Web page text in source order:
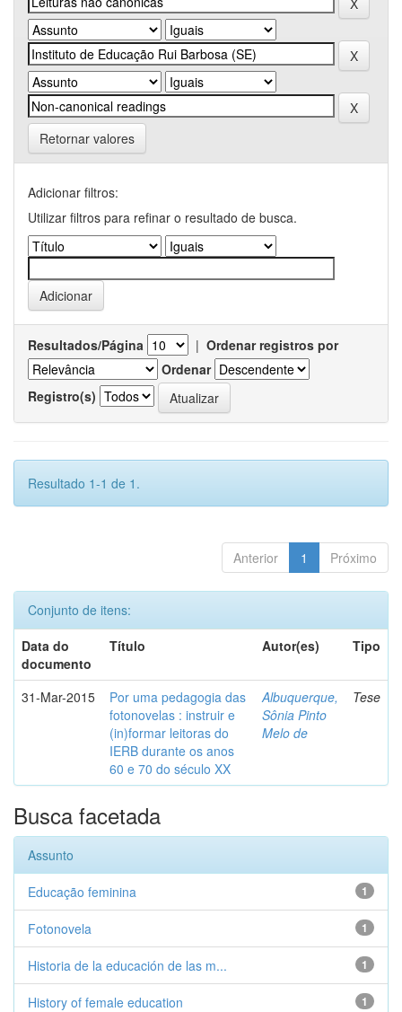
Retornar valores
Adicionar filtros:
Utilizar filtros para refinar o resultado de busca.
Resultados/Página | Ordenar registros por
Ordenar
Registro(s)
Resultado 1-1 de 1.
Anterior 1 Próximo
Conjunto de itens:
Data do
documento
Título Autor(es) Tipo
31-Mar-2015
Por uma pedagogia das
fotonovelas : instruir e
(in)formar leitoras do
IERB durante os anos
60 e 70 do século XX
Albuquerque,
Sônia Pinto
Melo de
Tese
Busca facetada
Assunto
1
Educação feminina
1
Fotonovela
1
Historia de la educación de las m...
1
History of female education